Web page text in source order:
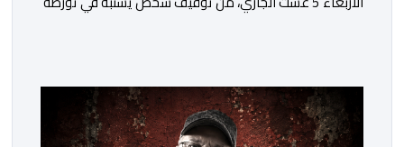
بالمدينة العتيقة بمراكش، وطالبهما بمبلغ مالي غير مستحق
بدعوى ممارسة نشاط مرتبط بالإرشاد السياحي بدون رخصة،
وهي الأفعال الإجرامية التي […]